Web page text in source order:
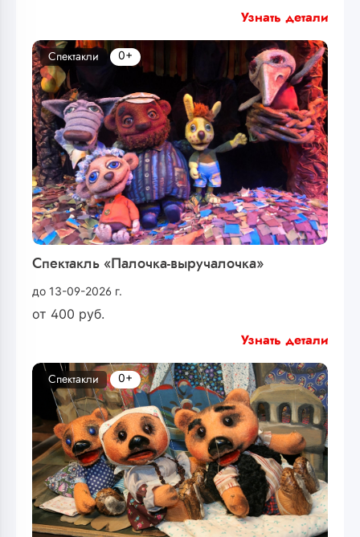
Узнать детали
Спектакль «Палочка-выручалочка»
до 13-09-2026 г.
от 400 руб.
Спектакли 0+
Узнать детали
Спектакли 0+